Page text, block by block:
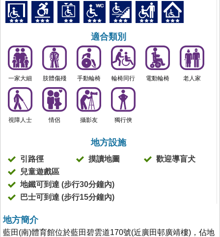
適合類別
一家大細 肢體傷殘 手動輪椅 輪椅同行 電動輪椅 老人家
視障人士 情侶 攝影友 獨行俠
地方設施
引路徑 摸讀地圖
歡迎導盲犬
兒童遊戲區
地鐵可到達 (步行30分鐘內)
巴士可到達 (步行15分鐘內)
地方簡介
藍田(南)體育館位於藍田碧雲道170號(近廣田邨廣靖樓)，佔地